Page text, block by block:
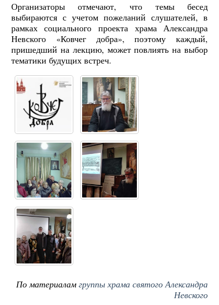
Организаторы отмечают, что темы бесед
выбираются с учетом пожеланий слушателей, в
рамках социального проекта храма Александра
Невского «Ковчег добра», поэтому каждый,
пришедший на лекцию, может повлиять на выбор
тематики будущих встреч.
По материаламгруппы храма святого Александра
Невского